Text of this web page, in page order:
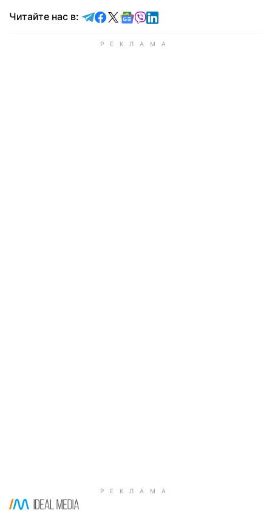
Читайте нас в: Читайте в Telegram
Читайте в Facebook
Читайте в X
Читайте в Google news
Читайте в Viber
Читайте в LinkedIn